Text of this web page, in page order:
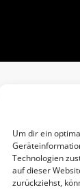
Um dir ein
Technologien
auf dieser
zurückziehst,